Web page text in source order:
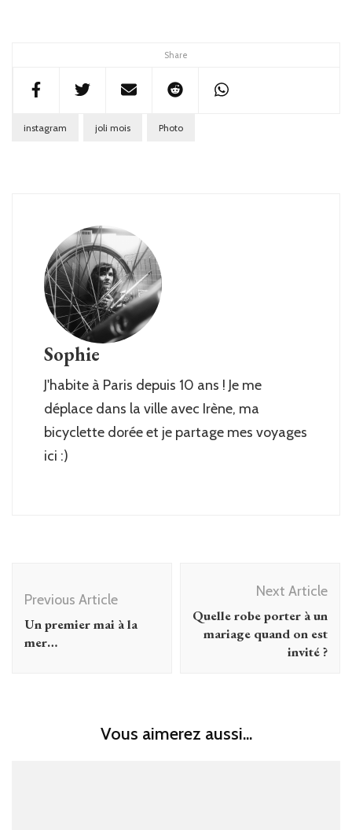
Share
instagram joli mois Photo
Sophie
J'habite à Paris depuis 10 ans ! Je me
déplace dans la ville avec Irène, ma
bicyclette dorée et je partage mes voyages
ici :)
Navigation
Previous Article
Un premier mai à la
mer…
Next Article
Quelle robe porter à un
mariage quand on est
invité ?
Vous aimerez aussi...